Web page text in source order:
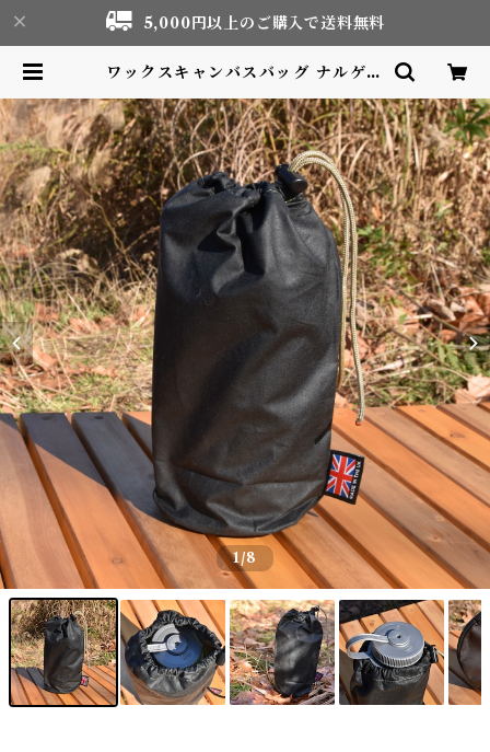
5,000円以上のご購入で送料無料
ワックスキャンバスバッグ ナルゲン
d Canvas bag | Motor life &
Outdoor Adventure Tourism
gear shop
1/8